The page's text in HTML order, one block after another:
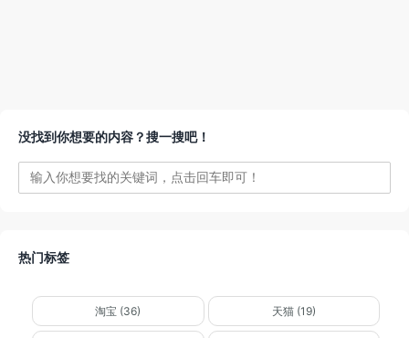
没找到你想要的内容？搜一搜吧！
热门标签
淘宝 (36) 天猫 (19)